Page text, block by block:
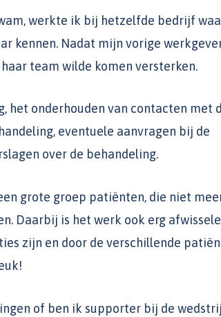
werkte ik bij hetzelfde bedrijf
kennen. Nadat mijn vorige
team wilde komen versterken.
het onderhouden van contacten met
eventuele aanvragen bij de
over de behandeling.
grote groep patiënten, die niet
Daarbij is het werk ook erg
zijn en door de verschillende
of ben ik supporter bij de